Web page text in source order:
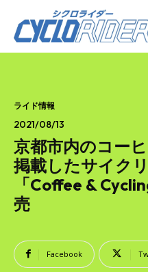
ライド情報
2021/08/13
京都市内のコー
掲載したサイク
「Coffee &
売
Facebook